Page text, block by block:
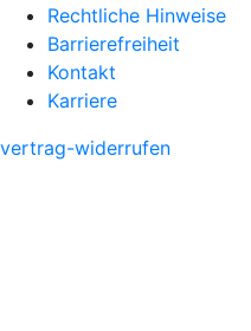
Rechtliche Hinweise
Barrierefreiheit
Kontakt
Karriere
vertrag-widerrufen